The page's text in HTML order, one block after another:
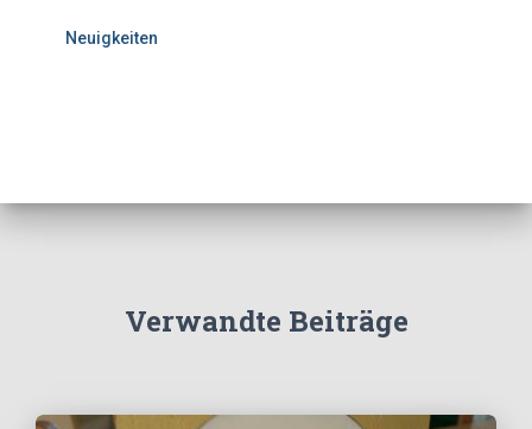
Neuigkeiten
Verwandte Beiträge